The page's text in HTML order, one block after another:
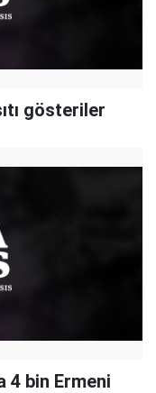
gösteriler
4 bin Ermeni